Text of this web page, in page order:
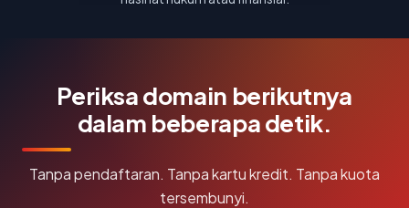
Periksa domain berikutnya
dalam beberapa detik.
Tanpa pendaftaran. Tanpa kartu kredit. Tanpa kuota
tersembunyi.